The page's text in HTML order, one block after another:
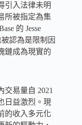
引入法律未明
所被指定為集
的 Jesse
認為是限制因
鏈成為現實的
易量自 2021
日益激烈。現
的收入多元化